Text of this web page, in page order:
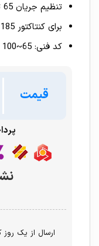
تنظیم جریان 65 تا 100
برای کنتاکتور 185 الی 225 آمپر
کد فنی: MT-225-3H – 100~65
قیمت
ارسال از یک روز